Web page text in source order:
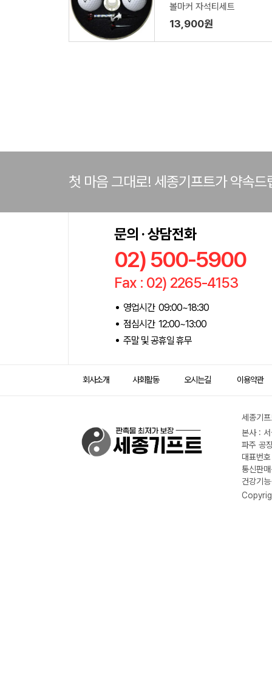
볼마커 자석티세트
13,900원
첫 마음 그대로! 세종기프트가 약속드
문의 · 상담전화
02) 500-5900
Fax : 02) 2265-4153
영업시간 09:00~18:30
점심시간 12:00~13:00
주말 및 공휴일 휴무
회사소개 사회활동 오시는길 이용약관
세종기
본사 :
파주 공
대표번
통신판
건강기